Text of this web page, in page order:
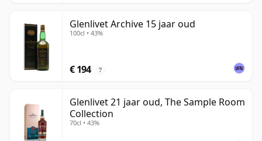
Glenlivet Archive 15 jaar oud
100cl • 43%
€ 194 ?
Glenlivet 21 jaar oud, The Sample Room
Collection
70cl • 43%